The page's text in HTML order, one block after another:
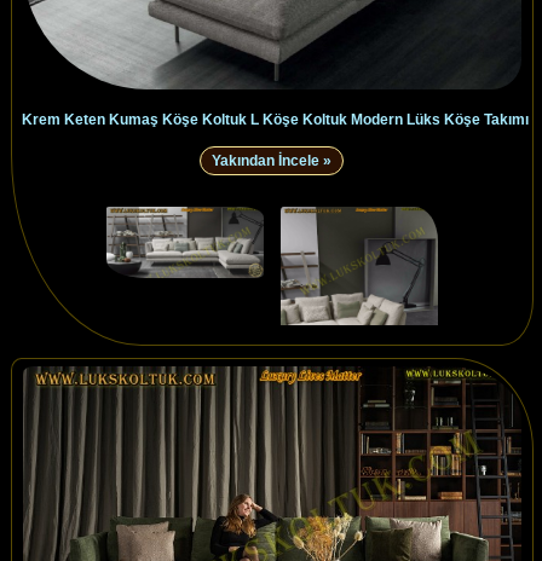
Krem Keten Kumaş Köşe Koltuk L Köşe Koltuk Modern Lüks Köşe Takımı
Yakından İncele »